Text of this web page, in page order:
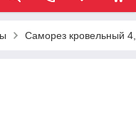
Саморез кровельный